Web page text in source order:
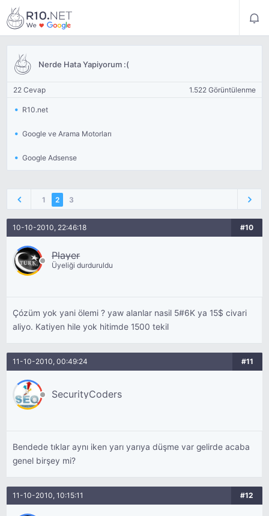
Nerde Hata Yapiyorum :(
22 Cevap 1.522 Görüntülenme
R10.net
Google ve Arama Motorları
Google Adsense
1 2 3
10-10-2010, 22:46:18 #10
Player
Üyeliği durduruldu
Çózüm yok yani ölemi ? yaw alanlar nasil 5#6K ya 15$ civari
aliyo. Katiyen hile yok hitimde 1500 tekil
11-10-2010, 00:49:24 #11
SecurityCoders
Bendede tıklar aynı iken yarı yarıya düşme var gelirde acaba
genel birşey mi?
11-10-2010, 10:15:11 #12